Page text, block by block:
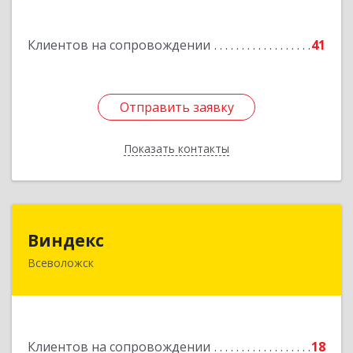
Клиентов на сопровождении 41
Отправить заявку
Показать контакты
Отправить заявку
Назад
Виндекс
Всеволожск
Клиентов на сопровождении
18
188643, Ленинградская обл, Всеволожский р-н,
Подробнее